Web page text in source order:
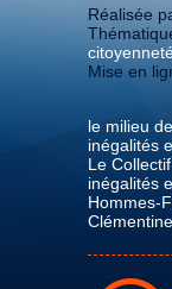
Réalisée
Mise en
le milieu
inégalités
Le
inégalités
Hommes-